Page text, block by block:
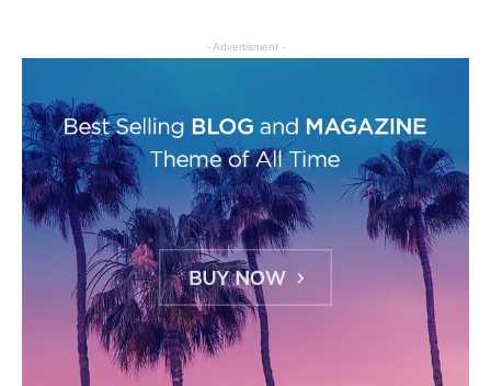
- Advertisment -